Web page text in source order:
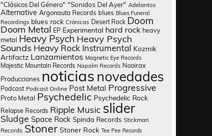
"Clásicos Del Género" "Sonidos Del Ayer" Adelantos
Alternative Argonauta Records blues Blues Funeral
Recordings blues rock Crónicas Desert Rock Doom
Doom Metal EP Experimental hard rock heavy
metal Heavy Psych Heavy Psych
Sounds Heavy Rock Instrumental Kozmik
Artifactz Lanzamientos Magnetic Eye Records
Majestic Mountain Records Napalm Records Nooirax
Producciones noticias novedades
Podcast Podcast Online Post Metal Progressive
Proto Metal Psychedelic Psychedelic Rock
Relapse Records Ripple Music slider
Sludge Space Rock Spinda Records Stickman
Records Stoner Stoner Rock Tee Pee Records